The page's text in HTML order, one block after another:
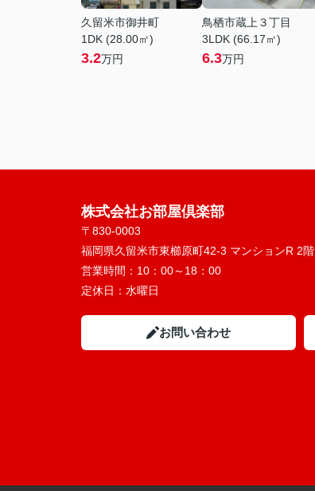
久留米市御井町
1DK (28.00㎡)
3.2万円
鳥栖市蔵上３丁目
3LDK (66.17㎡)
6.3万円
株式会社お部屋倶楽部
〒830-0003
福岡県久留米市東櫛原町42-3 マンションR 2階
営業時間： 10：00～18：00
定休日： 水曜日
お問い合わせ